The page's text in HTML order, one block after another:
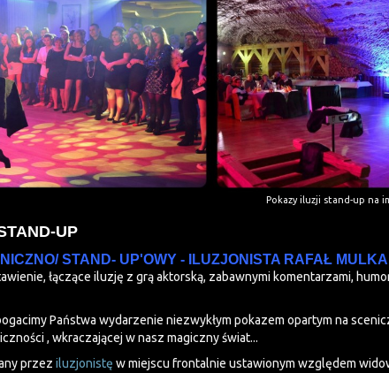
Pokazy iluzji stand-up na
UP
STAND- UP'OWY - ILUZJONISTA RAFAŁ MULKA
łączące iluzję z grą aktorską, zabawnymi komentarzami,
Państwa wydarzenie niezwykłym pokazem opartym na
, wkraczającej w nasz magiczny świat...
przez iluzjonistę w miejscu frontalnie ustawionym względem